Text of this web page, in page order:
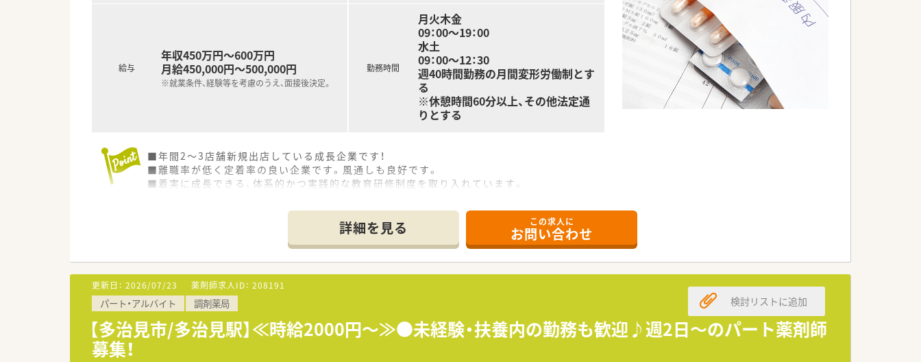
給与
年収450万円～600万円
月給450,000円～500,000円
※就業条件、経験等を考慮のうえ、面接後決定。
勤務時間
月火木金
09：00～19：00
水土
09：00～12：30
週40時間勤務の月間変形労働制とす
る
※休憩時間60分以上、その他法定通
りとする
■年間2～3店舗新規出店している成長企業です！
■離職率が低く定着率の良い企業です。風通しも良好です。
■着実に成長できる、体系的かつ実践的な教育研修制度を取り入れています。
詳細を見る この求人に
お問い合わせ
更新日： 2026/07/23 薬剤師求人ID： 208191
パート・アルバイト 調剤薬局
【多治見市/多治見駅】≪時給2000円～≫●未経験・扶養内の勤務も歓迎♪週2日～のパート薬剤師
募集！
検討リストに追加